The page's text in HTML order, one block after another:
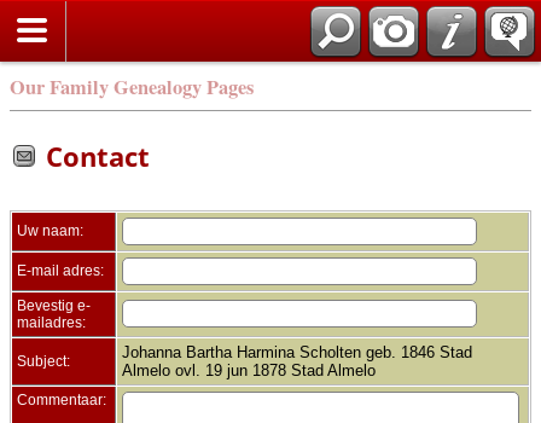
Our Family Genealogy Pages
Contact
Uw naam:
E-mail adres:
Bevestig e-
mailadres:
Subject:
Johanna Bartha Harmina Scholten geb. 1846 Stad
Almelo ovl. 19 jun 1878 Stad Almelo
Commentaar: